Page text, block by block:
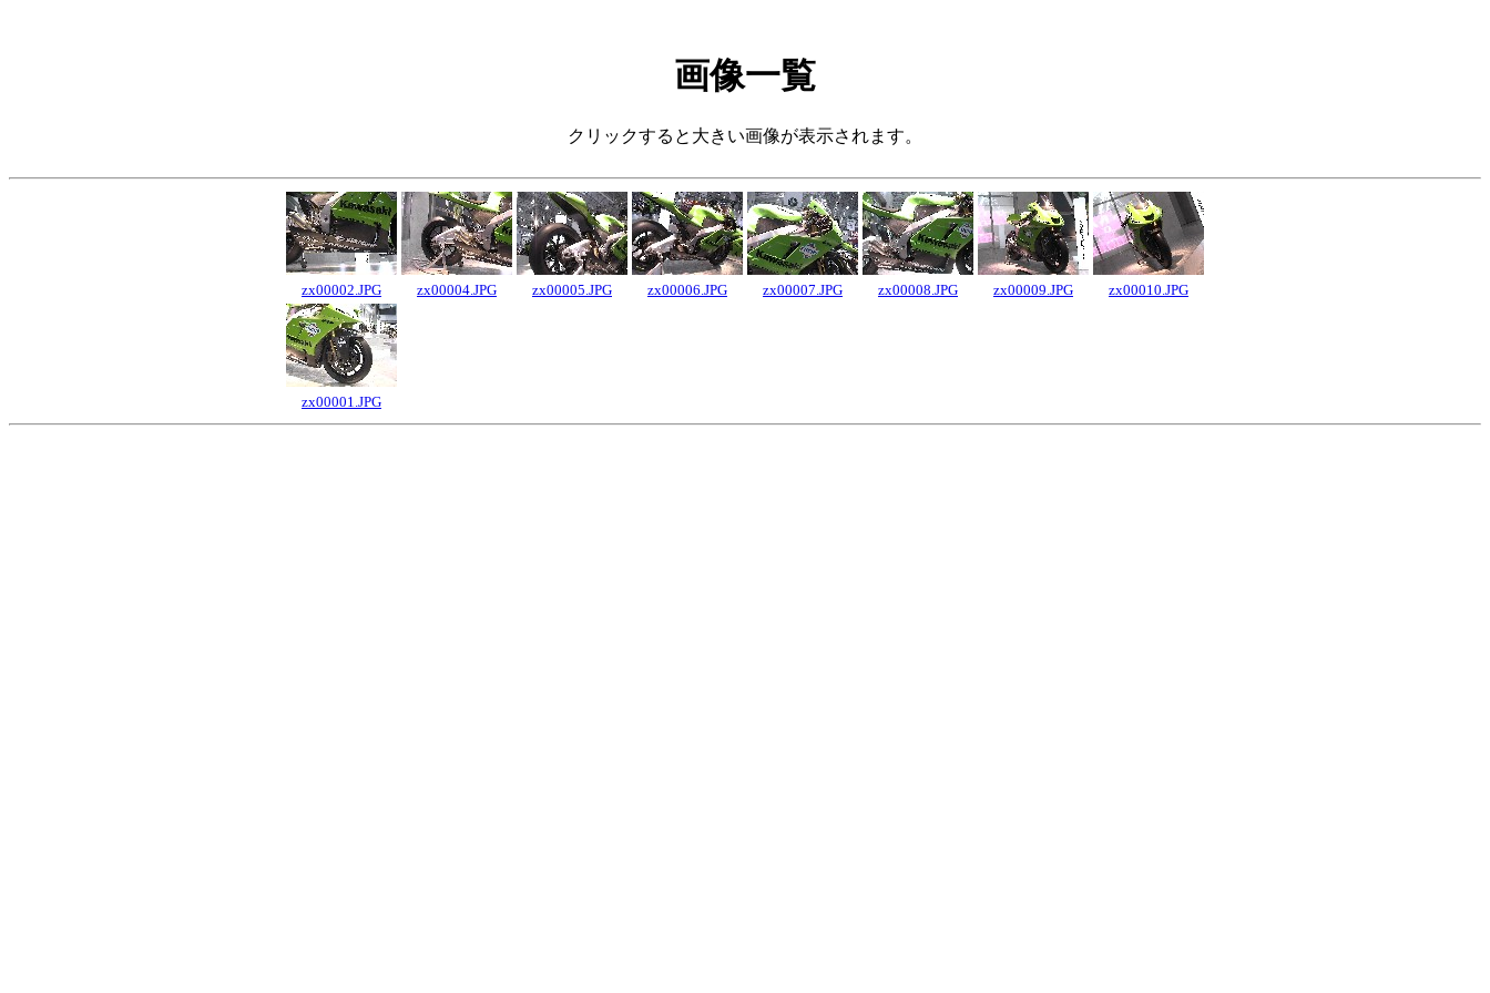
画像一覧
クリックすると大きい画像が表示されます。
zx00002.JPG zx00004.JPG zx00005.JPG zx00006.JPG zx00007.JPG zx00008.JPG zx00009.JPG zx00010.JPG
zx00001.JPG